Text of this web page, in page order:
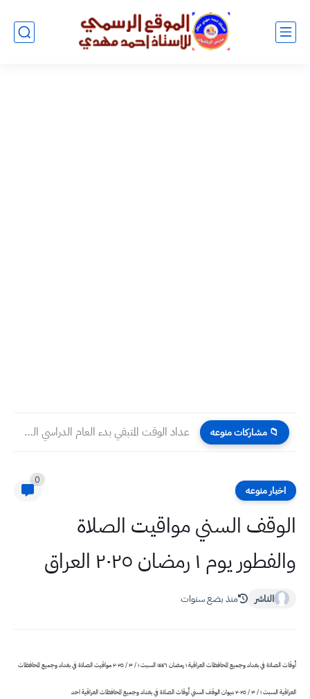
📁 مشاركات منوعه عداد الوقت المتبقي بدء العام الدراسي الجديد 2026 للجامعات والكليات...
اخبار منوعه
0
الوقف السني مواقيت الصلاة
والفطور يوم ١ رمضان ٢٠٢٥ العراق
الناشر منذ بضع سنوات
أوقات الصلاة في بغداد وجميع المحافظات العراقية ١ رمضان ١٤٤٦ السبت ١ / ٣ / ٢٠٢٥ مواقيت الصلاة في بغداد وجميع المحافظات
العراقية السبت ١ / ٣ / ٢٠٢٥ ديوان الوقف السني أوقات الصلاة في بغداد وجميع المحافظات العراقية احد